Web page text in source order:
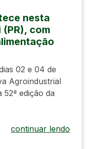
nesta
com
02 e 04 de
Agroindustrial
edição da
continuar lendo